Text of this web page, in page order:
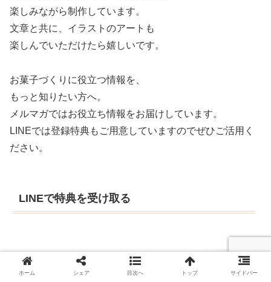
楽しみながら制作しています。
文章と共に、イラストのアートも
楽しんでいただけたら嬉しいです。
お菓子づくりに役立つ情報を、
もっと知りたい方へ。
メルマガではお役立ち情報をお届けしています。
LINEでは登録特典もご用意していますのでぜひご活用く
ださい。
LINEで特典を受け取る
ホーム シェア 目次へ トップ サイドバー